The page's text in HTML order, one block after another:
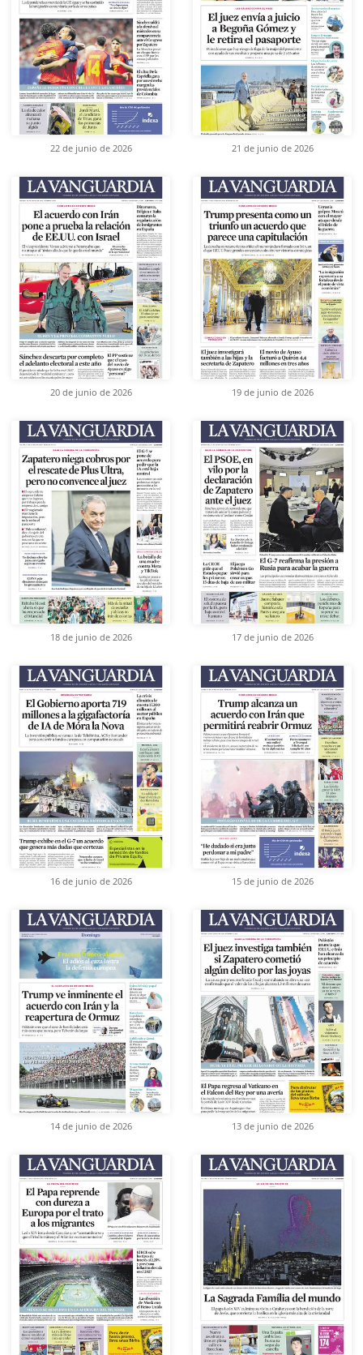
22 de junio de 2026 21 de junio de 2026
20 de junio de 2026 19 de junio de 2026
18 de junio de 2026 17 de junio de 2026
16 de junio de 2026 15 de junio de 2026
14 de junio de 2026 13 de junio de 2026